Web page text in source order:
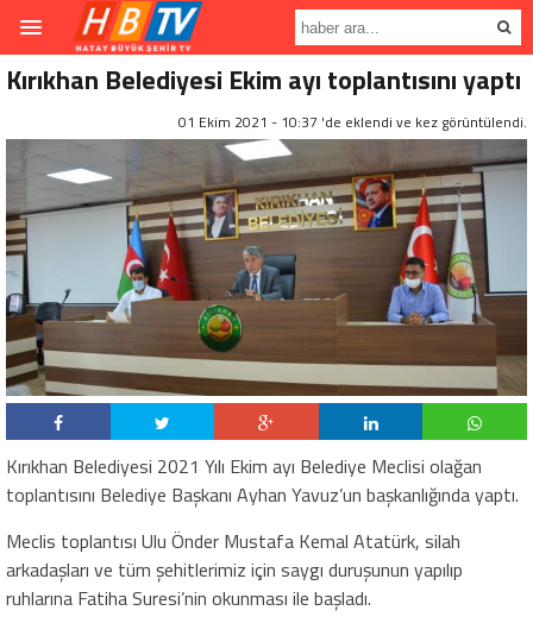
Kırıkhan Belediyesi Ekim ayı toplantısını yaptı
01 Ekim 2021 - 10:37 'de eklendi ve kez görüntülendi.
Kırıkhan Belediyesi 2021 Yılı Ekim ayı Belediye Meclisi olağan
toplantısını Belediye Başkanı Ayhan Yavuz’un başkanlığında yaptı.
Meclis toplantısı Ulu Önder Mustafa Kemal Atatürk, silah
arkadaşları ve tüm şehitlerimiz için saygı duruşunun yapılıp
ruhlarına Fatiha Suresi’nin okunması ile başladı.